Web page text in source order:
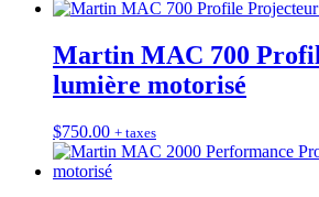
Martin MAC 700
lumière motorisé
$750.00 + taxes